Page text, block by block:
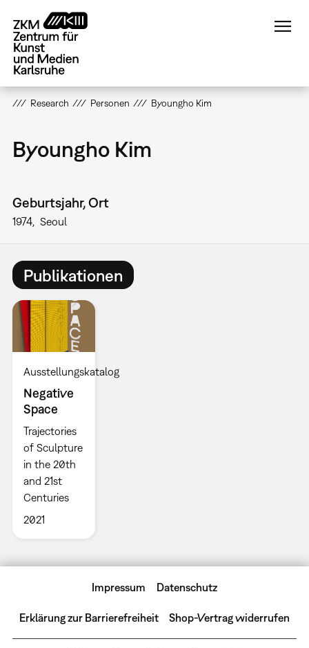
zum
Inhalt
Research Personen Byoungho Kim
Byoungho Kim
Geburtsjahr, Ort
1974 Seoul
Publikationen
Ausstellungskatalog
Negative
Space
Trajectories
of Sculpture
in the 20th
and 21st
Centuries
2021
Impressum Datenschutz
Erklärung zur Barrierefreiheit Shop-Vertrag widerrufen